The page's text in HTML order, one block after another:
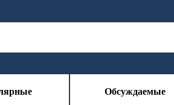
Обсуждаемые